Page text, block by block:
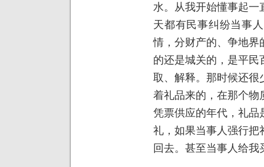
水。从我开始懂事起
天都有民事纠纷当事
情，分财产的、争地界
的还是城关的，是平
取、解释。那时候还很
着礼品来的，在那个物
凭票供应的年代，礼品
礼，如果当事人强行把
回去。甚至当事人给